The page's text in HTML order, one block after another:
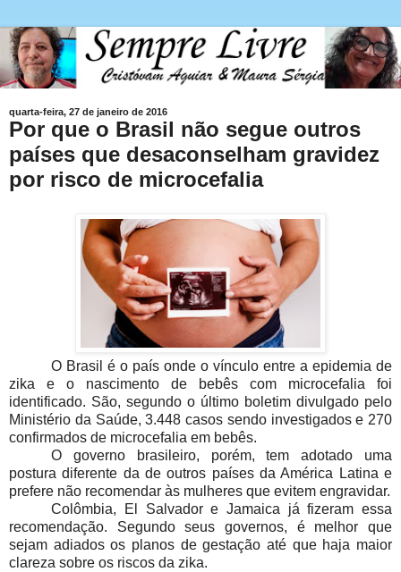
quarta-feira, 27 de janeiro de 2016
Por que o Brasil não segue outros
países que desaconselham gravidez
por risco de microcefalia
O Brasil é o país onde o vínculo entre a epidemia de
zika e o nascimento de bebês com microcefalia foi
identificado. São, segundo o último boletim divulgado pelo
Ministério da Saúde, 3.448 casos sendo investigados e 270
confirmados de microcefalia em bebês.
O governo brasileiro, porém, tem adotado uma
postura diferente da de outros países da América Latina e
prefere não recomendar às mulheres que evitem engravidar.
Colômbia, El Salvador e Jamaica já fizeram essa
recomendação. Segundo seus governos, é melhor que
sejam adiados os planos de gestação até que haja maior
clareza sobre os riscos da zika.